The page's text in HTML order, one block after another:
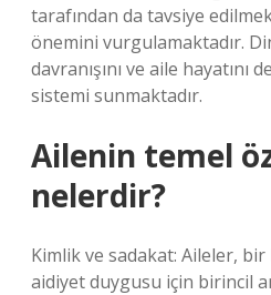
tarafından da tavsiye
önemini vurgulamaktadır.
davranışını ve aile hayatını
sistemi sunmaktadır.
Ailenin temel
nelerdir?
Kimlik ve sadakat: Aileler,
aidiyet duygusu için birincil